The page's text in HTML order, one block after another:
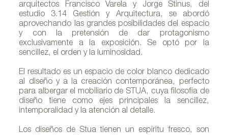
arquitectos Francisco Varela y Jorge Stinus, del
estudio 3.14 Gestión y Arquitectura, se abordó
aprovechando las grandes posibilidades del espacio
y con la pretensión de dar protagonismo
exclusivamente a la exposición. Se optó por la
sencillez, el orden y la luminosidad.
El resultado es un espacio de color blanco dedicado
al diseño y a la creación contemporánea, perfecto
para albergar el mobiliario de STUA, cuya filosofía de
diseño tiene como ejes principales la sencillez,
intemporalidad y la atención al detalle.
Los diseños de Stua tienen un espíritu fresco, son